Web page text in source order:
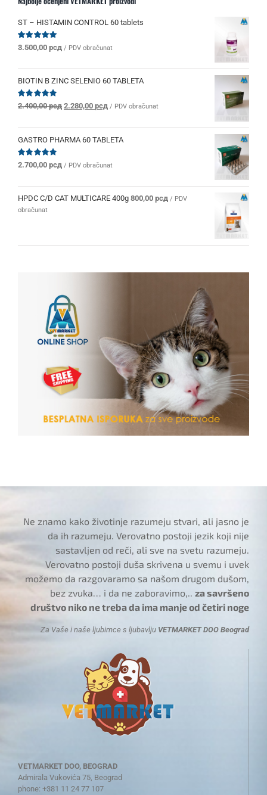
ST – HISTAMIN CONTROL 60 tablets
Ocenjeno
od 5
3.500,00 рсд / PDV obračunat
BIOTIN B ZINC SELENIO 60 TABLETA
Ocenjeno
od 5
2.400,00рсд Originalna
je
bila:
2.280,00 рсдTrenutna
je:
2.280,00 рсд.
/ PDV obračunat
GASTRO PHARMA 60 TABLETA
Ocenjeno
od 5
2.700,00 рсд / PDV obračunat
HPDC C/D CAT MULTICARE 400g 800,00 рсд / PDV
obračunat
Ne znamo kako životinje razumeju stvari, ali jasno je
da ih razumeju. Verovatno postoji jezik koji nije
sastavljen od reči, ali sve na svetu razumeju.
Verovatno postoji duša skrivena u svemu i uvek
možemo da razgovaramo sa našom drugom dušom,
bez zvuka… i da ne zaboravimo,..za savršeno
društvo niko ne treba da ima manje od četiri noge
Za Vaše i naše ljubimce s ljubavlju VETMARKET DOO Beograd
VETMARKET DOO, BEOGRAD
Admirala Vukovića 75, Beograd
phone: +381 11 24 77 107